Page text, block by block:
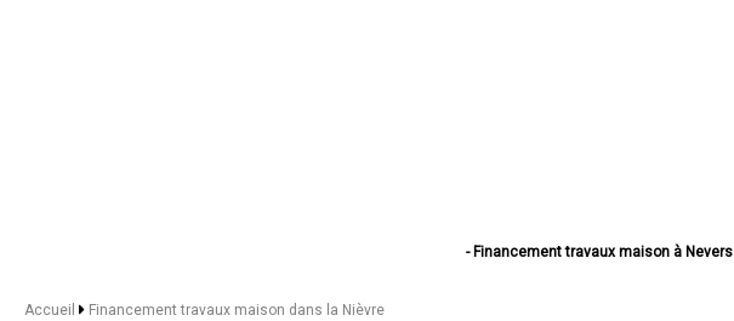
- Financement travaux maison à Nevers
Accueil Financement travaux maison dans la Nièvre